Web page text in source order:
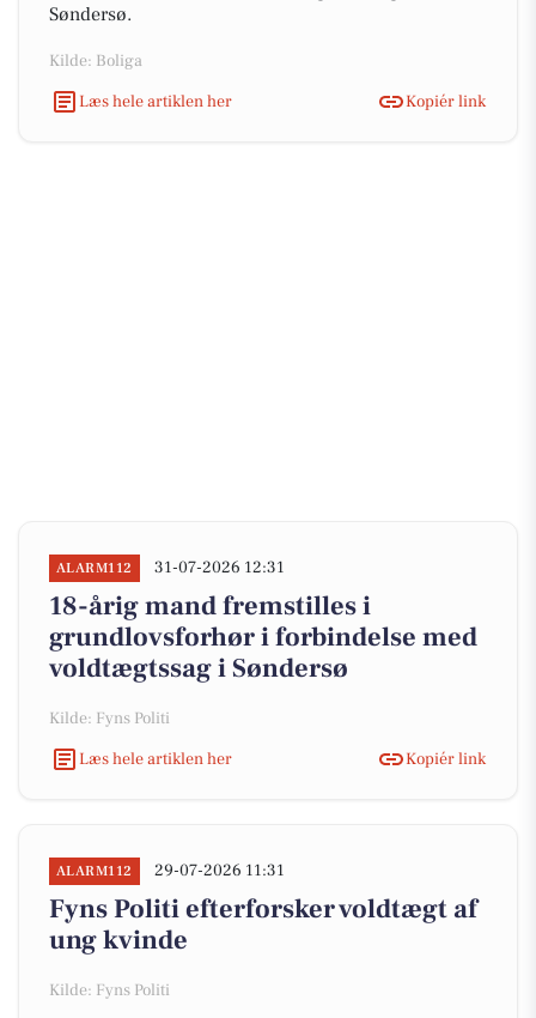
Søndersø.
Kilde: Boliga
Læs hele artiklen her
Kopiér link
ALARM112 31-07-2026 12:31
18-årig mand fremstilles i
grundlovsforhør i forbindelse med
voldtægtssag i Søndersø
Kilde: Fyns Politi
Læs hele artiklen her
Kopiér link
ALARM112 29-07-2026 11:31
Fyns Politi efterforsker voldtægt af
ung kvinde
Kilde: Fyns Politi